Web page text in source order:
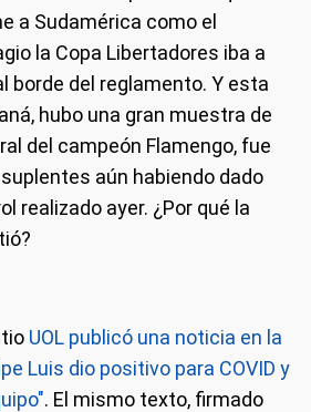
a Sudamérica como el
la Copa Libertadores iba a
borde del reglamento. Y esta
hubo una gran muestra de
del campeón Flamengo, fue
aún habiendo dado
realizado ayer. ¿Por qué la
UOL publicó una noticia en la
Luis dio positivo para COVID y
. El mismo texto, firmado